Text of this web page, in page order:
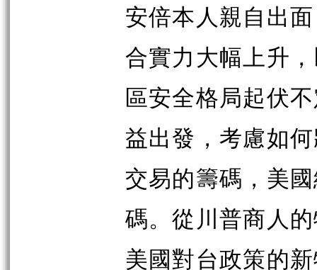
安倍本人親自出
合實力大幅上升
區安全格局起伏
益出發，考慮如
交易的籌碼，美
碼。從川普商人
美國對台政策的